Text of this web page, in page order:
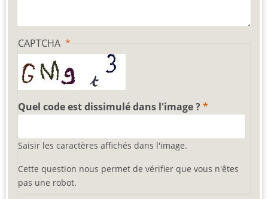
CAPTCHA
Quel code est dissimulé dans l'image ?
Saisir les caractères affichés dans l'image.
Cette question nous permet de vérifier que vous n'êtes
pas une robot.